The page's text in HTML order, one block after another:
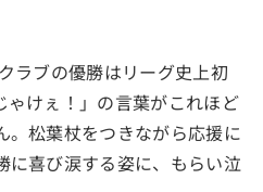
ラブの優勝はリーグ史上初
ゃけぇ！」の言葉がこれほど
。松葉杖をつきながら応援に
に喜び涙する姿に、もらい泣